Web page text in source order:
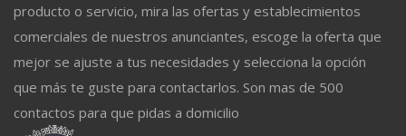
producto o servicio, mira las ofertas y establecimientos
comerciales de nuestros anunciantes, escoge la oferta que
mejor se ajuste a tus necesidades y selecciona la opción
que más te guste para contactarlos. Son mas de 500
contactos para que pidas a domicilio